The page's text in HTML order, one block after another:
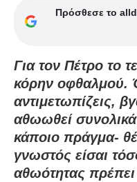
Πρόσθεσε το
Για τον Πέτρο το
κόρην οφθαλμού.
αντιμετωπίζεις,
αθωωθεί
κάποιο πράγμα-
γνωστός είσαι
αθωότητας πρέπει